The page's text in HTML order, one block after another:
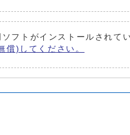
フトがインストールされて
)してください。